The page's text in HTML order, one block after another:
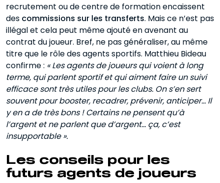
recrutement ou de centre de formation encaissent
des commissions sur les transferts. Mais ce n’est pas
illégal et cela peut même ajouté en avenant au
contrat du joueur. Bref, ne pas généraliser, au même
titre que le rôle des agents sportifs. Matthieu Bideau
confirme : « Les agents de joueurs qui voient à long
terme, qui parlent sportif et qui aiment faire un suivi
efficace sont très utiles pour les clubs. On s’en sert
souvent pour booster, recadrer, prévenir, anticiper… Il
y en a de très bons ! Certains ne pensent qu’à
l’argent et ne parlent que d’argent… ça, c’est
insupportable ».
Les conseils pour les
futurs agents de joueurs